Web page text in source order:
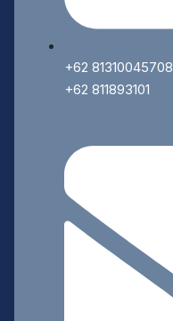
+62 81310045708
+62 811893101